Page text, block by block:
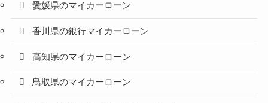
愛媛県のマイカーローン
香川県の銀行マイカーローン
高知県のマイカーローン
鳥取県のマイカーローン